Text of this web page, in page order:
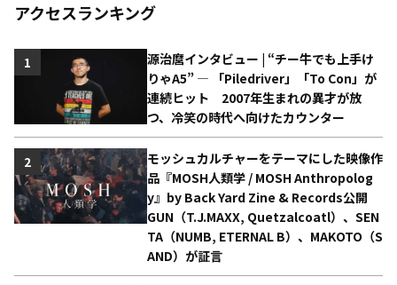
アクセスランキング
源治麿インタビュー | “チー牛でも上手け
りゃA5” ― 「Piledriver」「To Con」が
連続ヒット 2007年生まれの異才が放
つ、冷笑の時代へ向けたカウンター
1
モッシュカルチャーをテーマにした映像作
品『MOSH人類学 / MOSH Anthropolog
y』by Back Yard Zine & Records公開
GUN（T.J.MAXX, Quetzalcoatl）、SEN
TA（NUMB, ETERNAL B）、MAKOTO（S
AND）が証言
2